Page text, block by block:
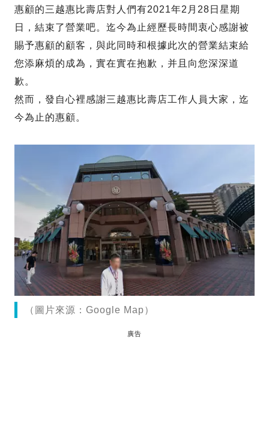
惠顧的三越惠比壽店對人們有2021年2月28日星期
日，結束了營業吧。迄今為止經歷長時間衷心感謝被
賜予惠顧的顧客，與此同時和根據此次的營業結束給
您添麻煩的成為，實在實在抱歉，并且向您深深道
歉。
然而，發自心裡感謝三越惠比壽店工作人員大家，迄
今為止的惠顧。
（圖片來源：Google Map）
廣告